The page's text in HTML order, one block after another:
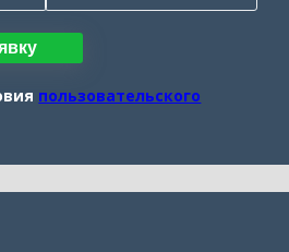
пользовательского